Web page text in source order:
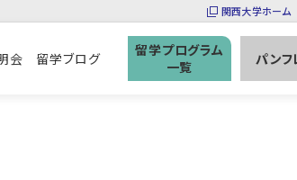
関西大学ホーム
会 留学ブログ
留学プログラム
一覧
パンフ